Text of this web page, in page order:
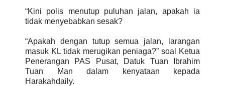
“Kini polis menutup puluhan jalan, apakah ia
tidak menyebabkan sesak?
“Apakah dengan tutup semua jalan, larangan
masuk KL tidak merugikan peniaga?” soal Ketua
Penerangan PAS Pusat, Datuk Tuan Ibrahim
Tuan Man dalam kenyataan kepada
Harakahdaily.